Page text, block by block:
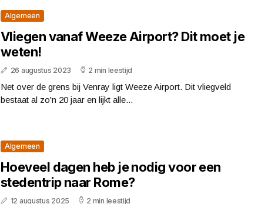
Algemeen
Vliegen vanaf Weeze Airport? Dit moet je
weten!
26 augustus 2023 2 min leestijd
Net over de grens bij Venray ligt Weeze Airport. Dit vliegveld
bestaat al zo'n 20 jaar en lijkt alle...
Algemeen
Hoeveel dagen heb je nodig voor een
stedentrip naar Rome?
12 augustus 2025 2 min leestijd